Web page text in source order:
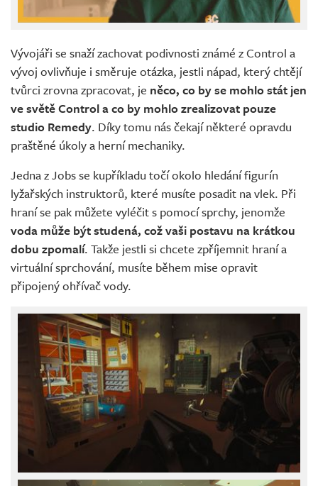
Vývojáři se snaží zachovat podivnosti známé z Control a
vývoj ovlivňuje i směruje otázka, jestli nápad, který chtějí
tvůrci zrovna zpracovat, je něco, co by se mohlo stát jen
ve světě Control a co by mohlo zrealizovat pouze
studio Remedy. Díky tomu nás čekají některé opravdu
praštěné úkoly a herní mechaniky.
Jedna z Jobs se kupříkladu točí okolo hledání figurín
lyžařských instruktorů, které musíte posadit na vlek. Při
hraní se pak můžete vyléčit s pomocí sprchy, jenomže
voda může být studená, což vaši postavu na krátkou
dobu zpomalí. Takže jestli si chcete zpříjemnit hraní a
virtuální sprchování, musíte během mise opravit
připojený ohřívač vody.